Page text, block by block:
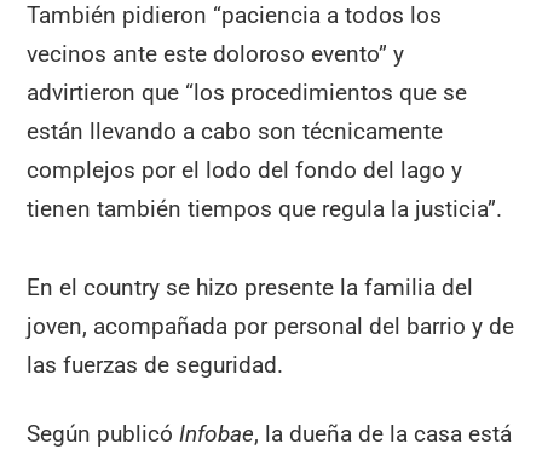
También pidieron “paciencia a todos los
vecinos ante este doloroso evento” y
advirtieron que “los procedimientos que se
están llevando a cabo son técnicamente
complejos por el lodo del fondo del lago y
tienen también tiempos que regula la justicia”.
En el country se hizo presente la familia del
joven, acompañada por personal del barrio y de
las fuerzas de seguridad.
Según publicó Infobae, la dueña de la casa está